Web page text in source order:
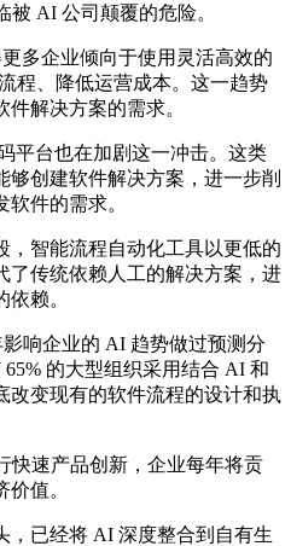
被 AI 公司颠覆的危险。
企业倾向于使用灵活高效的
程、降低运营成本。这一趋势
解决方案的需求。
台也在加剧这一冲击。这类
够创建软件解决方案，进一步削
件的需求。
智能流程自动化工具以更低的
了传统依赖人工的解决方案，进
赖。
响企业的 AI 趋势做过预测分
的大型组织采用结合 AI 和
改变现有的软件流程的设计和执
速产品创新，企业每年将贡
值。
已经将 AI 深度整合到自有生